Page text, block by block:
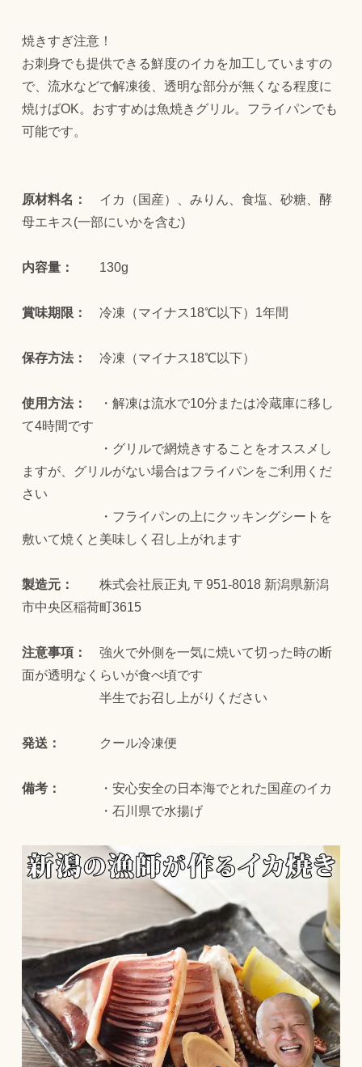
焼きすぎ注意！
お刺身でも提供できる鮮度のイカを加工していますの
で、流水などで解凍後、透明な部分が無くなる程度に
焼けばOK。おすすめは魚焼きグリル。フライパンでも
可能です。
原材料名： イカ（国産）、みりん、食塩、砂糖、酵
母エキス(一部にいかを含む)
内容量： 130g
賞味期限： 冷凍（マイナス18℃以下）1年間
保存方法： 冷凍（マイナス18℃以下）
使用方法：
・解凍は流水で10分または冷蔵庫に移し
て4時間です
・グリルで網焼きすることをオススメし
ますが、グリルがない場合はフライパンをご利用くだ
さい
・フライパンの上にクッキングシートを
敷いて焼くと美味しく召し上がれます
製造元： 株式会社辰正丸 〒951-8018 新潟県新潟
市中央区稲荷町3615
注意事項： 強火で外側を一気に焼いて切った時の断
面が透明なくらいが食べ頃です
半生でお召し上がりください
発送： クール冷凍便
備考：
・安心安全の日本海でとれた国産のイカ
・石川県で水揚げ